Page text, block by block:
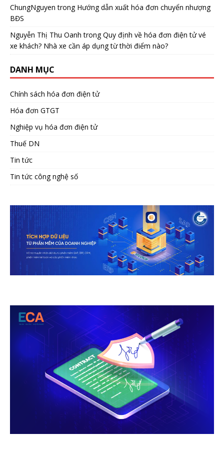
ChungNguyen trong Hướng dẫn xuất hóa đơn chuyển nhượng
BĐS
Nguyễn Thị Thu Oanh trongQuy định về hóa đơn điện tử vé
xe khách? Nhà xe cần áp dụng từ thời điểm nào?
DANH MỤC
Chính sách hóa đơn điện tử
Hóa đơn GTGT
Nghiệp vụ hóa đơn điện tử
Thuế DN
Tin tức
Tin tức công nghệ số